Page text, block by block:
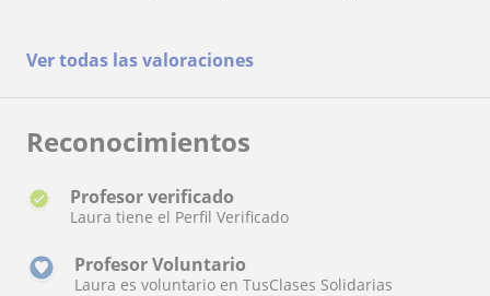
Ver todas las valoraciones
Reconocimientos
Profesor verificado
Laura tiene el Perfil Verificado
Profesor Voluntario
Laura es voluntario en TusClases Solidarias